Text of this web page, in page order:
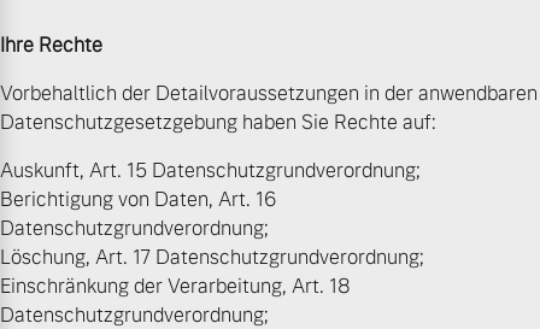
Ihre Rechte
Vorbehaltlich der Detailvoraussetzungen in der anwendbaren
Datenschutzgesetzgebung haben Sie Rechte auf:
Auskunft, Art. 15 Datenschutzgrundverordnung;
Berichtigung von Daten, Art. 16
Datenschutzgrundverordnung;
Löschung, Art. 17 Datenschutzgrundverordnung;
Einschränkung der Verarbeitung, Art. 18
Datenschutzgrundverordnung;